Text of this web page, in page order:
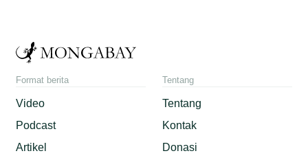
Format berita
Video
Podcast
Artikel
Tentang
Tentang
Kontak
Donasi